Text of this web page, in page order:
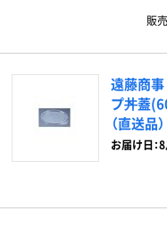
販
遠藤商
プ丼蓋
（直送品）
お届け日：